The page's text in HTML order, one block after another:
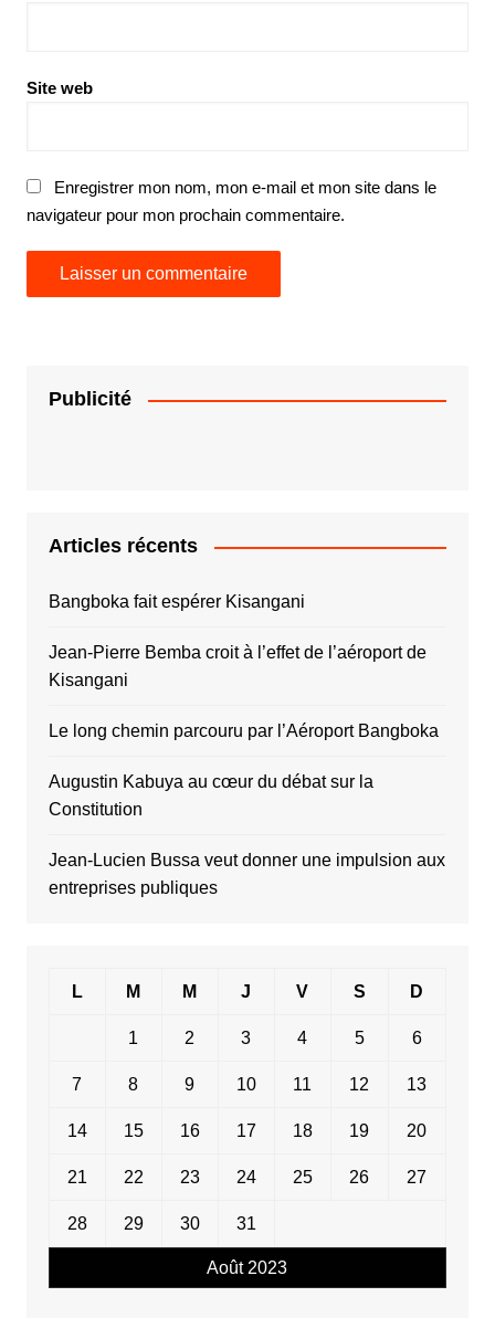
Site web
Enregistrer mon nom, mon e-mail et mon site dans le
navigateur pour mon prochain commentaire.
Publicité
Articles récents
Bangboka fait espérer Kisangani
Jean-Pierre Bemba croit à l’effet de l’aéroport de
Kisangani
Le long chemin parcouru par l’Aéroport Bangboka
Augustin Kabuya au cœur du débat sur la
Constitution
Jean-Lucien Bussa veut donner une impulsion aux
entreprises publiques
Août 2023
L M M J V S D
1 2 3 4 5 6
7 8 9 10 11 12 13
14 15 16 17 18 19 20
21 22 23 24 25 26 27
28 29 30 31